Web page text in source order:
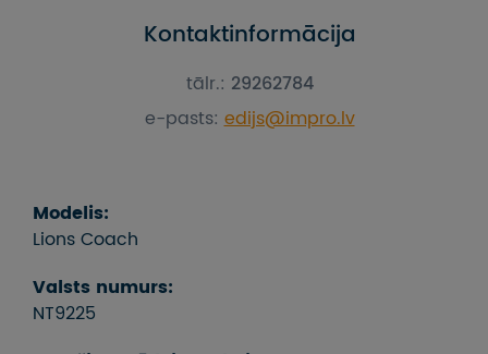
Kontaktinformācija
tālr.: 29262784
e-pasts:edijs@impro.lv
Modelis:
Lions Coach
Valsts numurs:
NT9225